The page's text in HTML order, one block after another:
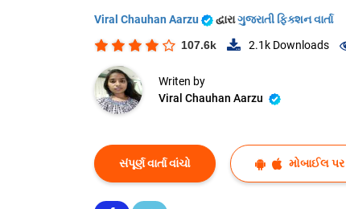
Viral Chauhan Aarzu દ્વારાગુજરાતી ફિક્શન વાર્તા
107.6k 2.1k Downloads
Writen by
Viral Chauhan Aarzu
સંપૂર્ણ વાર્તા વાંચો મોબાઈલ પર